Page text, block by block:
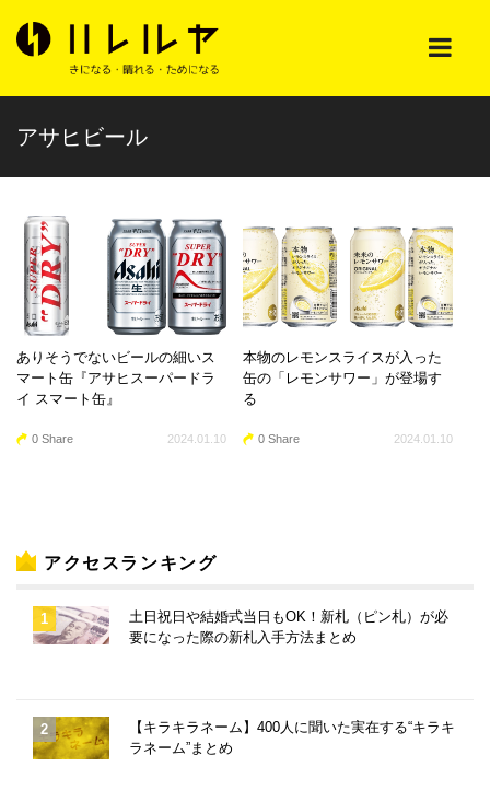
アサヒビール
ありそうでないビールの細いス
マート缶『アサヒスーパードラ
イ スマート缶』
0 Share 2024.01.10
本物のレモンスライスが入った
缶の「レモンサワー」が登場す
る
0 Share 2024.01.10
アクセスランキング
土日祝日や結婚式当日もOK！新札（ピン札）が必
要になった際の新札入手方法まとめ
【キラキラネーム】400人に聞いた実在する“キラキ
ラネーム”まとめ